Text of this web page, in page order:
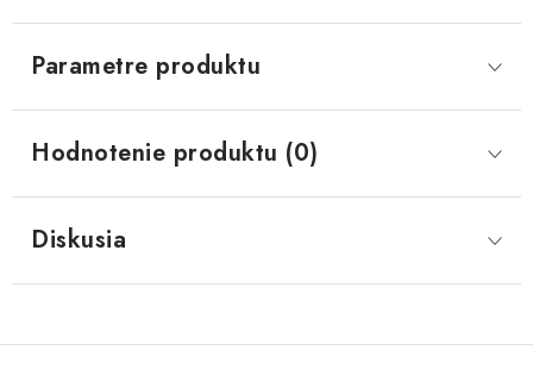
Parametre produktu
Hodnotenie produktu (0)
Diskusia